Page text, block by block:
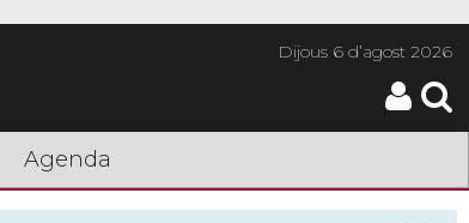
Dijous6 d’agost 2026
Agenda